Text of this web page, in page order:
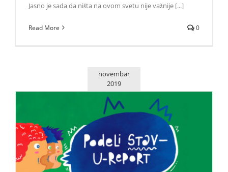
Jasno je sada da ništa na ovom svetu nije važnije [...]
Read More 0
novembar
2019
UNICEF i Rakuten Viber zajedno pojačavaju glas mladih,
preuzmi besplatan paket U-Report Viber stikera